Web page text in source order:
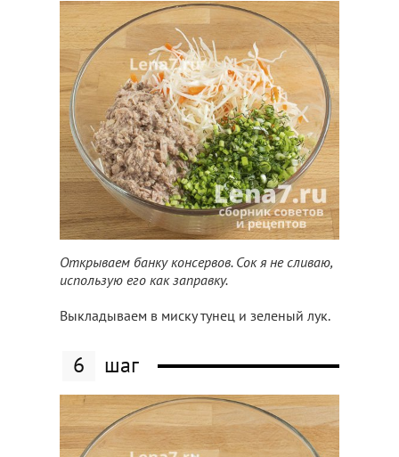
Открываем банку консервов. Сок я не сливаю,
использую его как заправку.
Выкладываем в миску тунец и зеленый лук.
6 шаг